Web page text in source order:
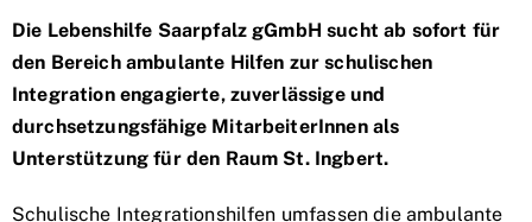
Die Lebenshilfe Saarpfalz gGmbH sucht ab sofort für
den Bereich ambulante Hilfen zur schulischen
Integration engagierte, zuverlässige und
durchsetzungsfähige MitarbeiterInnen als
Unterstützung für den Raum St. Ingbert.
Schulische Integrationshilfen umfassen die ambulante